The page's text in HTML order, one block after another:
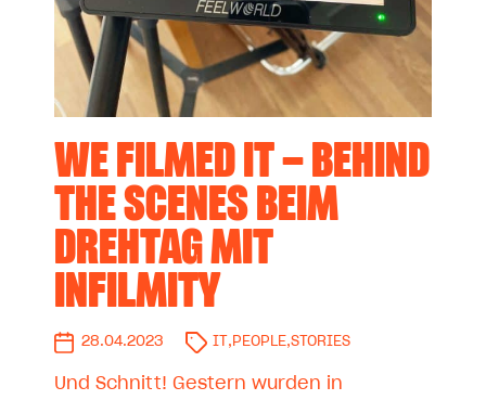
WE FILMED IT – BEHIND
THE SCENES BEIM
DREHTAG MIT
INFILMITY
28.04.2023 IT , PEOPLE,STORIES
Und Schnitt! Gestern wurden in